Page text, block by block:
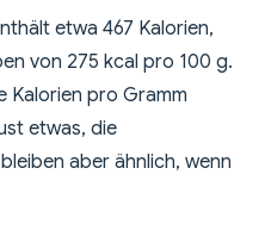
etwa 467 Kalorien,
von 275 kcal pro 100 g.
Kalorien pro Gramm
etwas, die
aber ähnlich, wenn